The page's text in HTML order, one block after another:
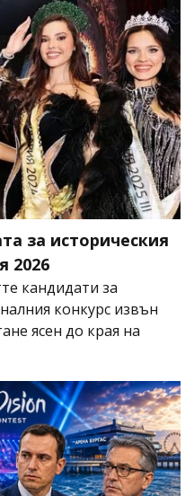
за историческия
2026
кандидати за
конкурс извън
ясен до края на